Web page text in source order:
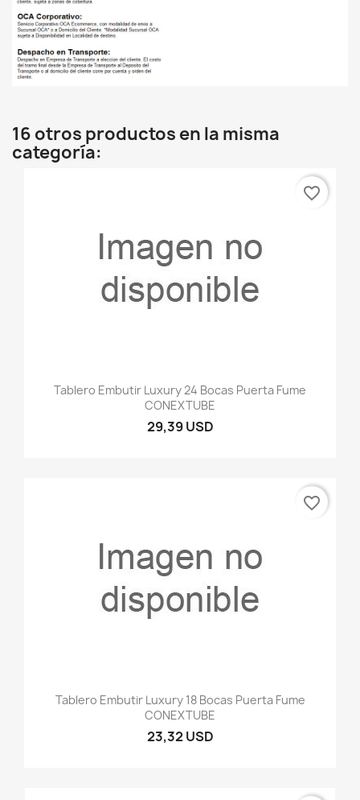
16 otros productos en la misma
categoría:
Tablero Embutir Luxury 24 Bocas Puerta Fume
CONEXTUBE
29,39 USD
favorite_border
Tablero Embutir Luxury 18 Bocas Puerta Fume
CONEXTUBE
23,32 USD
favorite_border